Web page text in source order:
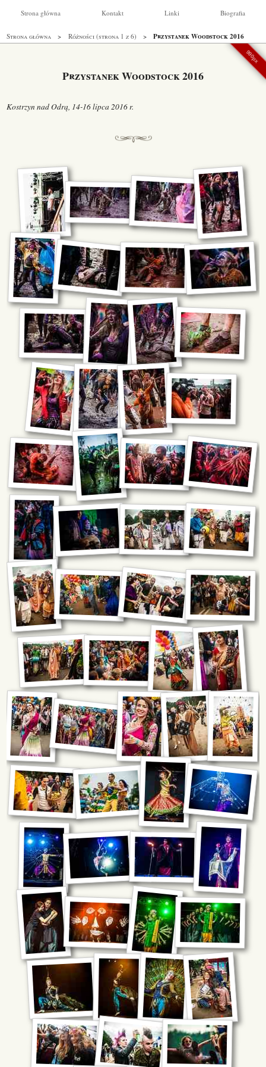
Strona główna Kontakt Linki Biografia
Strona główna Różności (strona 1 z 6) Przystanek Woodstock 2016
Przystanek Woodstock 2016
Kostrzyn nad Odrą, 14-16 lipca 2016 r.
990px